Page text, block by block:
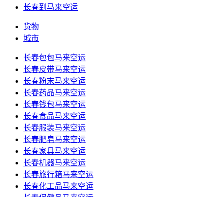
长春到马来空运
货物
城市
长春包包马来空运
长春皮带马来空运
长春粉末马来空运
长春药品马来空运
长春钱包马来空运
长春食品马来空运
长春服装马来空运
长春肥皂马来空运
长春家具马来空运
长春机器马来空运
长春旅行箱马来空运
长春化工品马来空运